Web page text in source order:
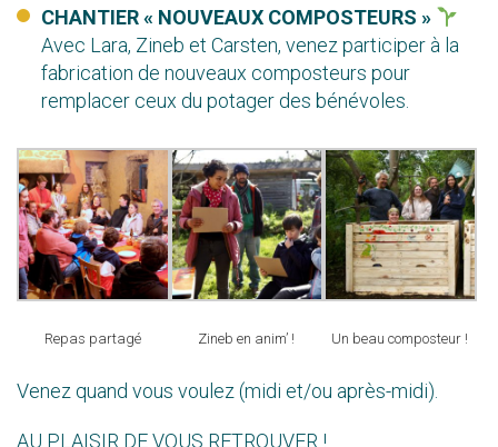
CHANTIER « NOUVEAUX COMPOSTEURS »
Avec Lara, Zineb et Carsten, venez participer à la
fabrication de nouveaux composteurs pour
remplacer ceux du potager des bénévoles.
Repas partagé Zineb en anim’ ! Un beau composteur !
Venez quand vous voulez (midi et/ou après-midi).
AU PLAISIR DE VOUS RETROUVER !